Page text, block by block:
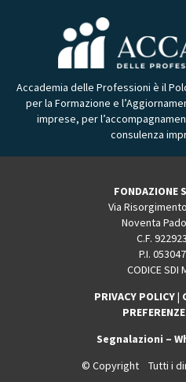
Accademia delle Professioni è il
per la Formazione e
imprese, per
consulenza
FONDAZIONE
Via
Noventa
C.F.
P.I.
CODICE SDI
PRIVACY POLICY|
Segnalazioni –
© Copyright Tutti i